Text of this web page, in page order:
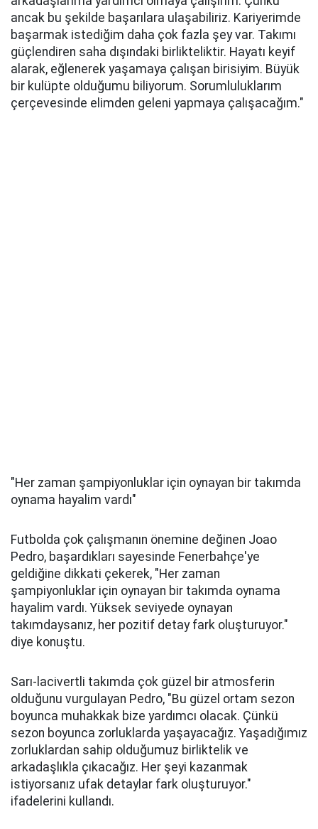
ancak bu şekilde başarılara ulaşabiliriz. Kariyerimde
başarmak istediğim daha çok fazla şey var. Takımı
güçlendiren saha dışındaki birlikteliktir. Hayatı keyif
alarak, eğlenerek yaşamaya çalışan birisiyim. Büyük
bir kulüpte olduğumu biliyorum. Sorumluluklarım
çerçevesinde elimden geleni yapmaya çalışacağım."
"Her zaman şampiyonluklar için oynayan bir takımda
oynama hayalim vardı"
Futbolda çok çalışmanın önemine değinen Joao
Pedro, başardıkları sayesinde Fenerbahçe'ye
geldiğine dikkati çekerek, "Her zaman
şampiyonluklar için oynayan bir takımda oynama
hayalim vardı. Yüksek seviyede oynayan
takımdaysanız, her pozitif detay fark oluşturuyor."
diye konuştu.
Sarı-lacivertli takımda çok güzel bir atmosferin
olduğunu vurgulayan Pedro, "Bu güzel ortam sezon
boyunca muhakkak bize yardımcı olacak. Çünkü
sezon boyunca zorluklarda yaşayacağız. Yaşadığımız
zorluklardan sahip olduğumuz birliktelik ve
arkadaşlıkla çıkacağız. Her şeyi kazanmak
istiyorsanız ufak detaylar fark oluşturuyor."
ifadelerini kullandı.